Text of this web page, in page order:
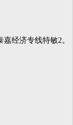
经济专线特敏2。